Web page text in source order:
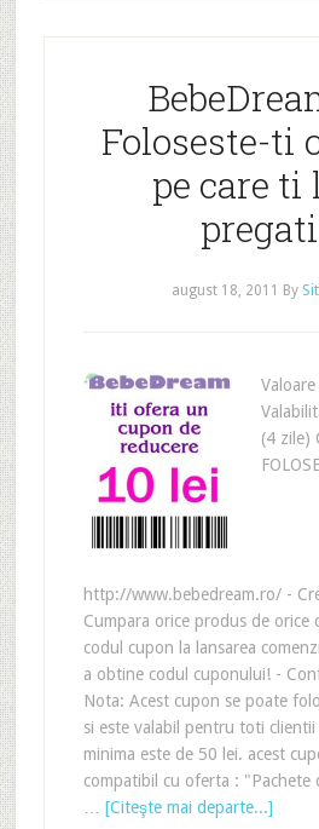
Foloseste-ti
pe care ti
august 18, 2011 By
(4 zile)
http://www.bebedream.ro/ -
Cumpara orice produs de orice
codul cupon la lansarea
a obtine codul cuponului! -
Nota: Acest cupon se poate
si este valabil pentru toti
minima este de 50 lei. acest
compatibil cu oferta : "Pachete
[Citeşte mai departe...]